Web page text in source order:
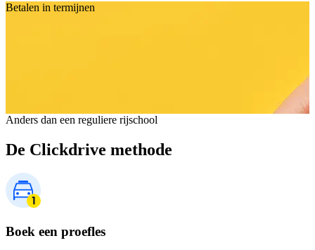
Betalen in termijnen
Anders dan een reguliere rijschool
De Clickdrive methode
Boek een proefles